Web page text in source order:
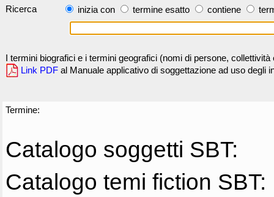
Ricerca inizia con termine esatto contiene
I termini biografici e i termini geografici (nomi di persone,
Link PDF al Manuale applicativo di soggettazione ad uso degli
Termine:
Catalogo soggetti SBT:
Catalogo temi fiction SBT: